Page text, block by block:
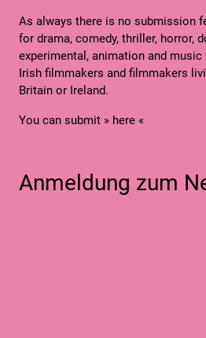
As always there is no submission
for drama, comedy, thriller, horror,
experimental, animation and
Irish filmmakers and filmmakers
Britain or Ireland.
You can submit » here «
Anmeldung zum